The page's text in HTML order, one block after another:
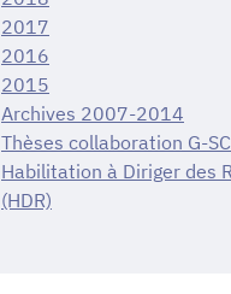
2017
2016
2015
Archives 2007-2014
Thèses collaboration G-
Habilitation à Diriger des
(HDR)